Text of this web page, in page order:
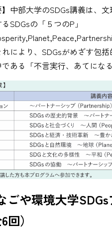
】中部大学のSDGs講義は、
SDGsの「５つのP」
により、SDGsがめざす包
ある「不言実行、あてにな
ごや環境大学
）